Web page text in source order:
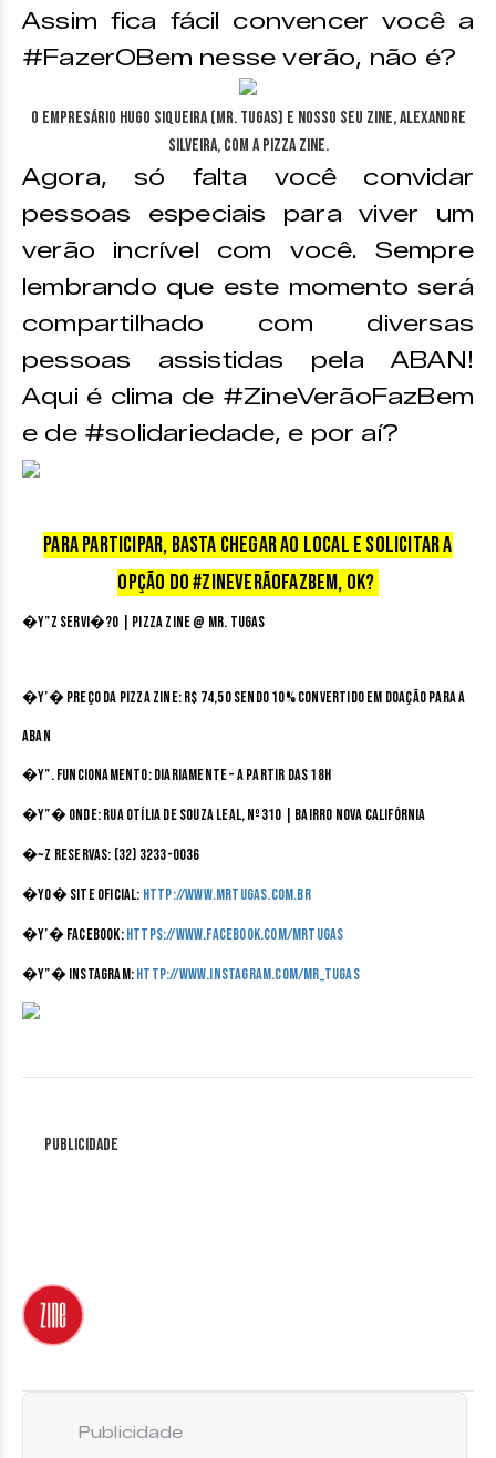
Assim fica fácil convencer você a
#FazerOBem nesse verão, não é?
O empresário Hugo Siqueira (Mr. Tugas) e nosso Seu Zine, Alexandre
Silveira, com a Pizza Zine.
Agora, só falta você convidar
pessoas especiais para viver um
verão incrível com você. Sempre
lembrando que este momento será
compartilhado com diversas
pessoas assistidas pela ABAN!
Aqui é clima de #ZineVerãoFazBem
e de #solidariedade, e por aí?
Para participar, basta chegar ao local e solicitar a
opção do #ZineVerãoFazBem, ok?
�Y”Z SERVI�?O | Pizza Zine @ Mr. Tugas
�Y’�Preço da Pizza Zine:R$ 74,50 sendo 10% convertido em doação para a
ABAN
�Y”.Funcionamento: Diariamente – A partir das 18h
�Y”�Onde:Rua Otília de Souza Leal, nº 310 | Bairro Nova Califórnia
�~Z Reservas: (32) 3233-0036
�YO�Site Oficial: http://www.mrtugas.com.br
�Y’�Facebook:https://www.facebook.com/MrTugas
�Y”�Instagram:http://www.instagram.com/mr_tugas
Publicidade
Publicidade